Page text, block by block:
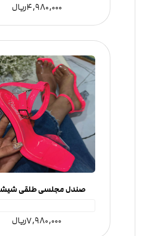
4,980,000ریال
7,980,000ریال